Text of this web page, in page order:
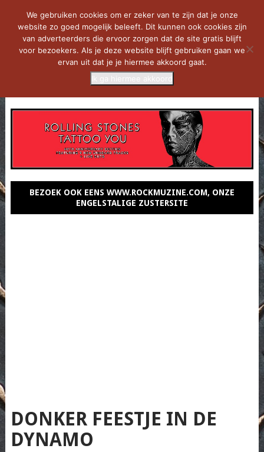
BEZOEK OOK EENS WWW.ROCKMUZINE.COM, ONZE
ENGELSTALIGE ZUSTERSITE
DONKER FEESTJE IN DE
DYNAMO
We gebruiken cookies om er zeker van te zijn dat je onze
website zo goed mogelijk beleeft. Dit kunnen ook cookies zijn
van adverteerders die ervoor zorgen dat de site gratis blijft
voor bezoekers. Als je deze website blijft gebruiken gaan we
ervan uit dat je je hiermee akkoord gaat.
Ik ga hiermee akkoord